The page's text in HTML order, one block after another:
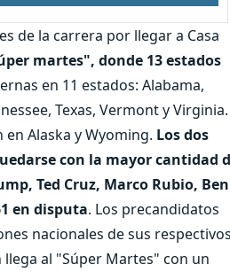
de la carrera por llegar a Casa
martes", donde 13 estados
en 11 estados: Alabama,
Texas, Vermont y Virginia.
Alaska y Wyoming. Los dos
con la mayor cantidad
Ted Cruz, Marco Rubio, Ben
en disputa. Los precandidatos
nacionales de sus respectivos
al "Súper Martes" con un